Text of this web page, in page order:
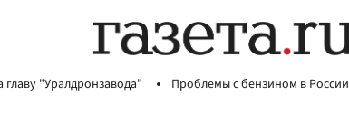
"Уралдронзавода" Проблемы с бензином в России